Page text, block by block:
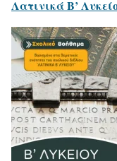
Λατινικά Β’